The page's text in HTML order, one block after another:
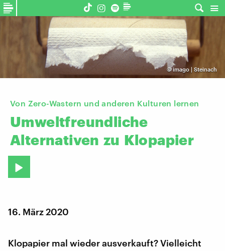
©imago | Steinach
Von Zero-Wastern und anderen Kulturen lernen
Umweltfreundliche
Alternativen zu Klopapier
16. März 2020
Klopapier mal wieder ausverkauft? Vielleicht